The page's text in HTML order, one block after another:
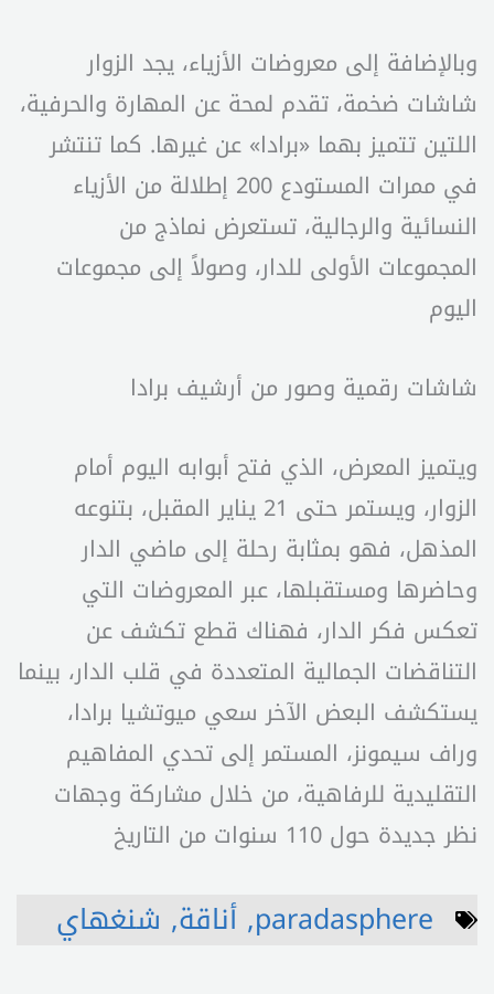
وبالإضافة إلى معروضات الأزياء، يجد الزوار
شاشات ضخمة، تقدم لمحة عن المهارة والحرفية،
اللتين تتميز بهما «برادا» عن غيرها. كما تنتشر
في ممرات المستودع 200 إطلالة من الأزياء
النسائية والرجالية، تستعرض نماذج من
المجموعات الأولى للدار، وصولاً إلى مجموعات
اليوم
شاشات رقمية وصور من أرشيف برادا
ويتميز المعرض، الذي فتح أبوابه اليوم أمام
الزوار، ويستمر حتى 21 يناير المقبل، بتنوعه
المذهل، فهو بمثابة رحلة إلى ماضي الدار
وحاضرها ومستقبلها، عبر المعروضات التي
تعكس فكر الدار، فهناك قطع تكشف عن
التناقضات الجمالية المتعددة في قلب الدار، بينما
يستكشف البعض الآخر سعي ميوتشيا برادا،
وراف سيمونز، المستمر إلى تحدي المفاهيم
التقليدية للرفاهية، من خلال مشاركة وجهات
نظر جديدة حول 110 سنوات من التاريخ
paradasphere
, أناقة, شنغهاي